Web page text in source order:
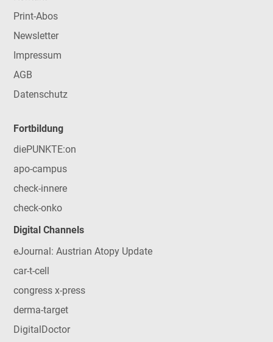
Print-Abos
Newsletter
Impressum
AGB
Datenschutz
Fortbildung
diePUNKTE:on
apo-campus
check-innere
check-onko
Digital Channels
eJournal: Austrian Atopy Update
car-t-cell
congress x-press
derma-target
DigitalDoctor